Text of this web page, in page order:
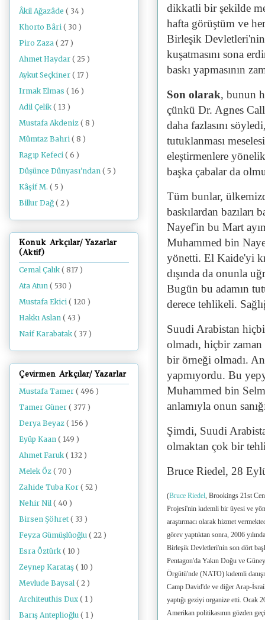
dikkatli bir şekilde
hafta görüştüm ve
Birleşik Devletleri'nin
kuşatmasını sona
baskı yapmasının
Son olarak, bunun
çünkü Dr. Agnes
daha fazlasını
tutuklanması
eleştirmenlere
başka çabalar da
Tüm bunlar,
baskılardan bazıları
Nayef'in bu Mart
Muhammed bin
yönetti. El Kaide'yi
dışında da onunla
Bugün bu adamın
derece tehlikeli.
Suudi Arabistan
olmadı, hiçbir
bir örneği olmadı.
yapmıyordu. Bu
Muhammed bin
anlamıyla onun
Şimdi, Suudi
olmaktan çok bir
Bruce Riedel, 28
(Bruce Riedel , Brookings 21st
Projesi'nin kıdemli bir üyesi ve
araştırmacı olarak hizmet
görev yaptıktan sonra, 2006
Birleşik Devletleri'nin son dört
Pentagon'da Yakın Doğu ve
Örgütü'nde (NATO) kıdemli
Camp David'de ve diğer Arap-
yaptığı geziyi organize etti. Ocak
Amerikan politikasının gözden
Âkil Ağazâde ( 34 )
Khorto Bâri ( 30 )
Piro Zaza ( 27 )
Ahmet Haydar ( 25 )
Aykut Seçkiner ( 17 )
Irmak Elmas ( 16 )
Adil Çelik ( 13 )
Mustafa Akdeniz ( 8 )
Mümtaz Bahri ( 8 )
Ragıp Kefeci ( 6 )
Düşünce Dünyası'ndan ( 5 )
Kâşif M. ( 5 )
Billur Dağ ( 2 )
Konuk Arkçılar/ Yazarlar
(Aktif)
Cemal Çalık( 817 )
Ata Atun ( 530 )
Mustafa Ekici ( 120 )
Hakkı Aslan ( 43 )
Naif Karabatak( 37 )
Çevirmen Arkçılar/ Yazarlar
Mustafa Tamer ( 496 )
Tamer Güner ( 377 )
Derya Beyaz ( 156 )
Eyüp Kaan ( 149 )
Ahmet Faruk ( 132 )
Melek Öz ( 70 )
Zahide Tuba Kor ( 52 )
Nehir Nil ( 40 )
Birsen Şöhret ( 33 )
Feyza Gümüşlüoğlu ( 22 )
Esra Öztürk ( 10 )
Zeynep Karataş ( 10 )
Mevlude Baysal ( 2 )
Architeuthis Dux ( 1 )
Barış Anteplioğlu ( 1 )